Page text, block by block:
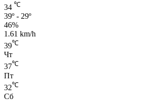
34 ℃
39º - 29º
46%
1.61 km/h
39℃
Чт
37℃
Пт
32℃
Сб